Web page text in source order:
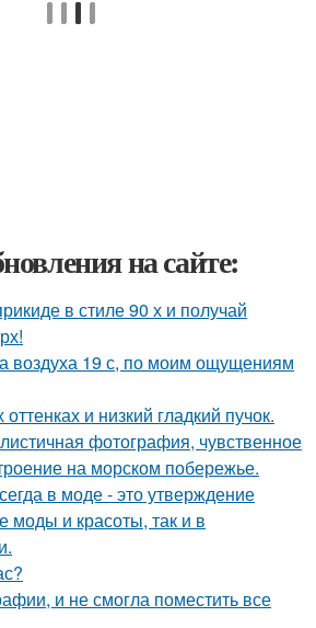
на сайте:
в стиле 90 х и получай
воздуха 19 с, по моим ощущениям
и низкий гладкий пучок.
фотография, чувственное
на морском побережье.
в моде - это утверждение
моды и красоты, так и в
и не смогла поместить все